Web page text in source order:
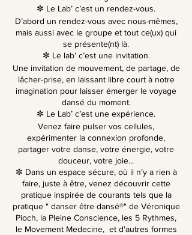
✼ Le Lab’ c’est un rendez-vous.
D’abord un rendez-vous avec nous-mêmes,
mais aussi avec le groupe et tout ce(ux) qui
se présente(nt) là.
✼ Le lab’ c’est une invitation.
Une invitation de mouvement, de partage, de
lâcher-prise, en laissant libre court à notre
imagination pour laisser émerger le voyage
dansé du moment.
✼ Le Lab’ c’est une expérience.
Venez faire pulser vos cellules,
expérimenter la connexion profonde,
partager votre danse, votre énergie, votre
douceur, votre joie...
✼ Dans un espace sécure, où il n’y a rien à
faire, juste à être, venez découvrir cette
pratique inspirée de courants tels que la
pratique " danser être dansé®" de Véronique
Pioch, la Pleine Conscience, les 5 Rythmes,
le Movement Medecine, et d'autres formes